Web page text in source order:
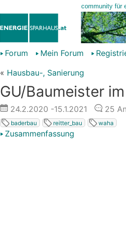
Forum Mein Forum
« Hausbau-, Sanierung
GU/Baumeister
24.2.2020 -15.1.2021 25
baderbau reitter_bau waha
Zusammenfassung